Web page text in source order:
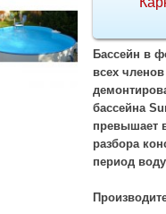
Бассейн в
всех
бассейна
превышает
разбора
период